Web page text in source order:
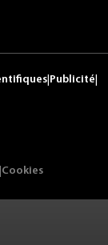
Publicité
Cookies